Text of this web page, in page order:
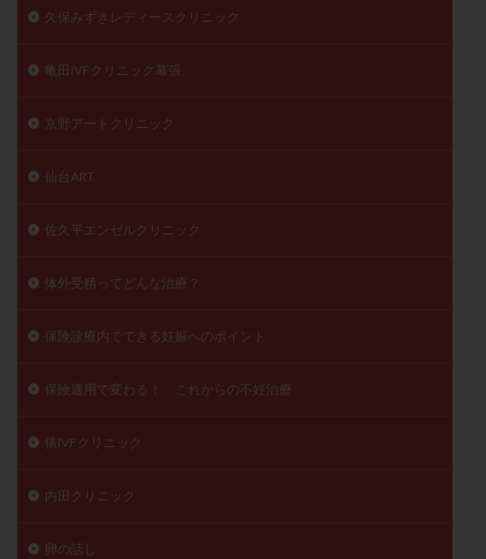
久保みずきレディースクリニック
亀田IVFクリニック幕張
京野アートクリニック
仙台ART
佐久平エンゼルクリニック
体外受精ってどんな治療？
保険診療内でできる妊娠へのポイント
保険適用で変わる！ これからの不妊治療
俵IVFクリニック
内田クリニック
卵の話し